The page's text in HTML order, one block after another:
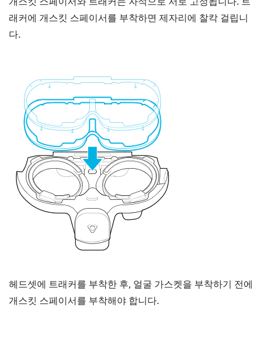
래커에 개스킷 스페이서를 부착하면 제자리에 찰칵 걸립니
다.
헤드셋에 트래커를 부착한 후, 얼굴 가스켓을 부착하기 전에
개스킷 스페이서를 부착해야 합니다.